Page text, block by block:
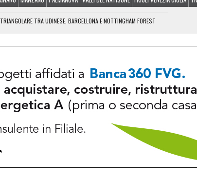
TRA UDINESE, BARCELLONA E NOTTINGHAM FOREST
DI SELZ È SOTTO CONTROLLO
ROGHI IN FVG, LA SITUAZIONE